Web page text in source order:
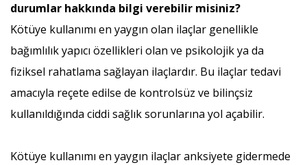
durumlar hakkında bilgi verebilir misiniz?
Kötüye kullanımı en yaygın olan ilaçlar genellikle
bağımlılık yapıcı özellikleri olan ve psikolojik ya da
fiziksel rahatlama sağlayan ilaçlardır. Bu ilaçlar tedavi
amacıyla reçete edilse de kontrolsüz ve bilinçsiz
kullanıldığında ciddi sağlık sorunlarına yol açabilir.
Kötüye kullanımı en yaygın ilaçlar anksiyete gidermede